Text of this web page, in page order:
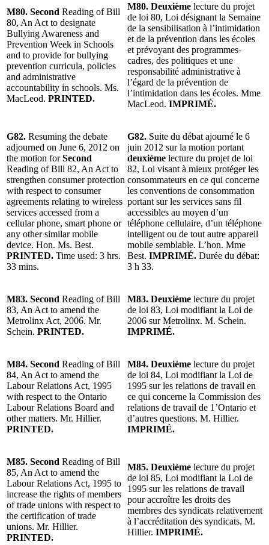
M80. Second Reading of Bill
80, An Act to designate
Bullying Awareness and
Prevention Week in Schools
and to provide for bullying
prevention curricula, policies
and administrative
accountability in schools. Ms.
MacLeod. PRINTED.
M80. Deuxième lecture du projet
de loi 80, Loi désignant la Semaine
de la sensibilisation à l’intimidation
et de la prévention dans les écoles
et prévoyant des programmes-
cadres, des politiques et une
responsabilité administrative à
l’égard de la prévention de
l’intimidation dans les écoles. Mme
MacLeod. IMPRIMÉ.
G82. Resuming the debate
adjourned on June 6, 2012 on
the motion forSecond
Reading of Bill 82, An Act to
strengthen consumer protection
with respect to consumer
agreements relating to wireless
services accessed from a
cellular phone, smart phone or
any other similar mobile
device. Hon. Ms. Best.
PRINTED. Time used: 3 hrs.
33 mins.
G82. Suite du débat ajourné le 6
juin 2012 sur la motion portant
deuxième lecture du projet de loi
82, Loi visant à mieux protéger les
consommateurs en ce qui concerne
les conventions de consommation
portant sur les services sans fil
accessibles au moyen d’un
téléphone cellulaire, d’un téléphone
intelligent ou de tout autre appareil
mobile semblable. L’hon. Mme
Best. IMPRIMÉ. Durée du débat:
3 h 33.
M83. Second Reading of Bill
83, An Act to amend the
Metrolinx Act, 2006. Mr.
Schein. PRINTED.
M83. Deuxième lecture du projet
de loi 83, Loi modifiant la Loi de
2006 sur Metrolinx. M. Schein.
IMPRIMÉ.
M84. Second Reading of Bill
84, An Act to amend the
Labour Relations Act, 1995
with respect to the Ontario
Labour Relations Board and
other matters. Mr. Hillier.
PRINTED.
M84. Deuxième lecture du projet
de loi 84, Loi modifiant la Loi de
1995 sur les relations de travail en
ce qui concerne la Commission des
relations de travail de 1’Ontario et
d’autres questions. M. Hillier.
IMPRIMÉ.
M85. Second Reading of Bill
85, An Act to amend the
Labour Relations Act, 1995 to
increase the rights of members
of trade unions with respect to
the certification of trade
unions. Mr. Hillier.
PRINTED.
M85. Deuxième lecture du projet
de loi 85, Loi modifiant la Loi de
1995 sur les relations de travail
pour accroître les droits des
membres des syndicats relativement
à l’accréditation des syndicats. M.
Hillier. IMPRIMÉ.